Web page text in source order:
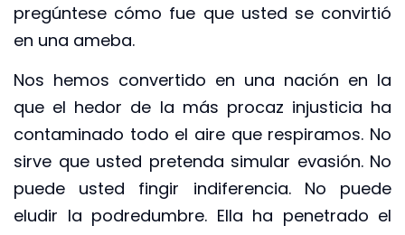
pregúntese cómo fue que usted se convirtió
en una ameba.
Nos hemos convertido en una nación en la
que el hedor de la más procaz injusticia ha
contaminado todo el aire que respiramos. No
sirve que usted pretenda simular evasión. No
puede usted fingir indiferencia. No puede
eludir la podredumbre. Ella ha penetrado el